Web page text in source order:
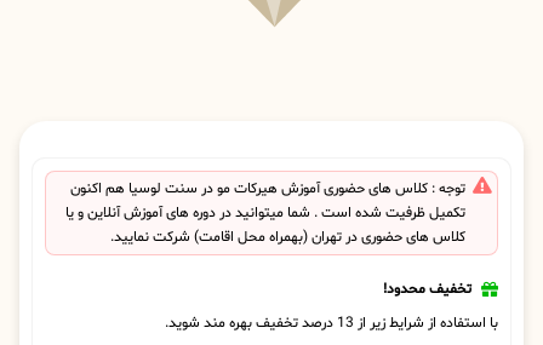
توجه : کلاس های حضوری آموزش هیرکات مو در سنت لوسیا هم اکنون
تکمیل ظرفیت شده است . شما میتوانید در دوره های آموزش آنلاین و یا
کلاس های حضوری در تهران (بهمراه محل اقامت) شرکت نمایید.
تخفیف محدود!
با استفاده از شرایط زیر از 13 درصد تخفیف بهره مند شوید.